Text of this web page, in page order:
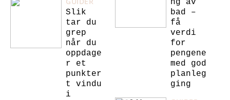
Slik
tar du
grep
når du
oppdage
r et
punkter
t vindu
i
ng av
bad –
få
verdi
for
pengene
med god
planleg
ging